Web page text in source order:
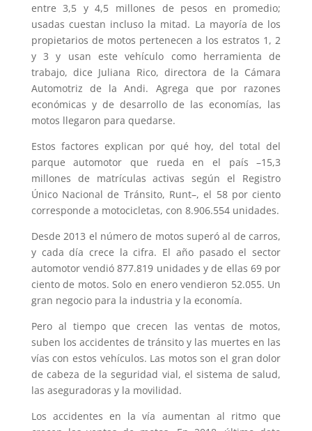
entre 3,5 y 4,5 millones de pesos en promedio;
usadas cuestan incluso la mitad. La mayoría de los
propietarios de motos pertenecen a los estratos 1, 2
y 3 y usan este vehículo como herramienta de
trabajo, dice Juliana Rico, directora de la Cámara
Automotriz de la Andi. Agrega que por razones
económicas y de desarrollo de las economías, las
motos llegaron para quedarse.
Estos factores explican por qué hoy, del total del
parque automotor que rueda en el país –15,3
millones de matrículas activas según el Registro
Único Nacional de Tránsito, Runt–, el 58 por ciento
corresponde a motocicletas, con 8.906.554 unidades.
Desde 2013 el número de motos superó al de carros,
y cada día crece la cifra. El año pasado el sector
automotor vendió 877.819 unidades y de ellas 69 por
ciento de motos. Solo en enero vendieron 52.055. Un
gran negocio para la industria y la economía.
Pero al tiempo que crecen las ventas de motos,
suben los accidentes de tránsito y las muertes en las
vías con estos vehículos. Las motos son el gran dolor
de cabeza de la seguridad vial, el sistema de salud,
las aseguradoras y la movilidad.
Los accidentes en la vía aumentan al ritmo que